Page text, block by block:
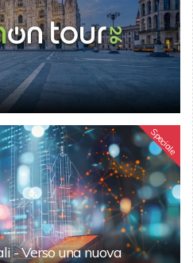
Speciale
- Verso una nuova